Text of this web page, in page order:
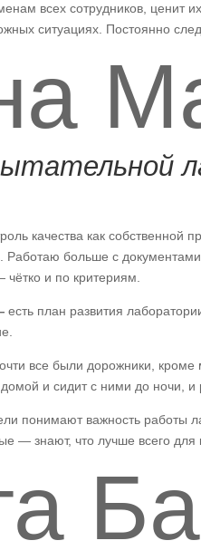
всех сотрудников, ценит
ситуациях. Постоянно
качества как
Работаю больше с
и по критериям.
есть план развития
все были дорожники,
домой и сидит с ними до ночи,
понимают важность работы
— знают, что лучше всего для